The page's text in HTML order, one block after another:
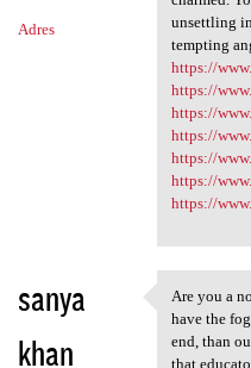
Adres
unsettling
tempting
https://
https://
https://
https://
https://
https://
https://
sanya
khan
Are you a
Are you a
have the
end, than
that